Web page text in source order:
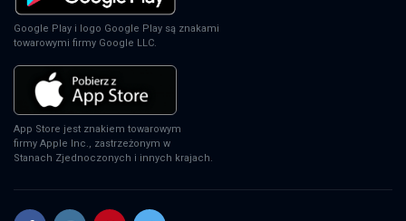
Google Play i logo Google Play są znakami
towarowymi firmy Google LLC.
App Store jest znakiem towarowym
firmy Apple Inc., zastrzeżonym w
Stanach Zjednoczonych i innych krajach.